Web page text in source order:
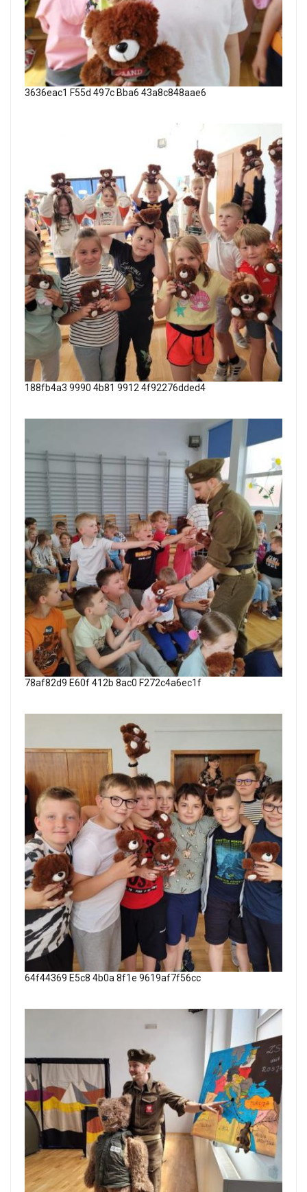
3636eac1 F55d 497c Bba6 43a8c848aae6
188fb4a3 9990 4b81 9912 4f92276dded4
78af82d9 E60f 412b 8ac0 F272c4a6ec1f
64f44369 E5c8 4b0a 8f1e 9619af7f56cc